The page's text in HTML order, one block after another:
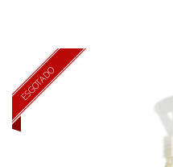
ESGOTADO